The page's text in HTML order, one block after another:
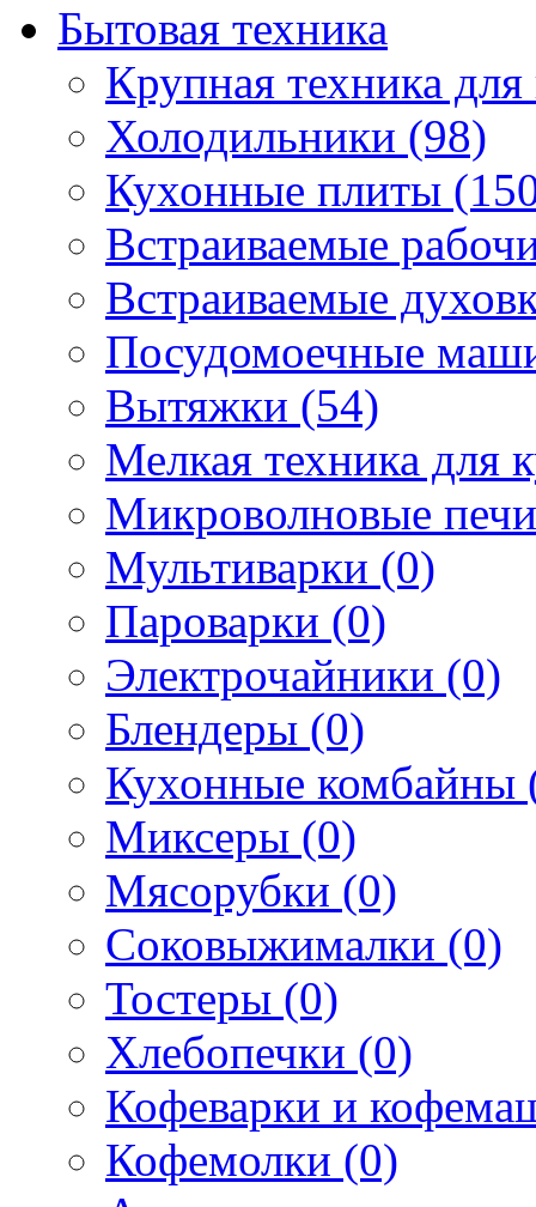
Бытовая техника
Крупная техника
Холодильники (98)
Кухонные плиты
Встраиваемые
Встраиваемые
Посудомоечные
Вытяжки (54)
Мелкая техника для
Микроволновые
Мультиварки (0)
Пароварки (0)
Электрочайники (0)
Блендеры (0)
Кухонные комбайны
Миксеры (0)
Мясорубки (0)
Соковыжималки (0)
Тостеры (0)
Хлебопечки (0)
Кофеварки и
Кофемолки (0)